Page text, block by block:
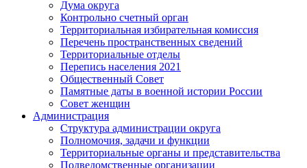
Дума округа
Контрольно счетный орган
Территориальная избирательная комиссия
Перечень пространственных сведений
Территориальные отделы
Перепись населения 2021
Общественный Совет
Памятные даты в военной истории России
Совет женщин
Администрация
Структура администрации округа
Полномочия, задачи и функции
Территориальные органы и представительства
Подведомственные организации